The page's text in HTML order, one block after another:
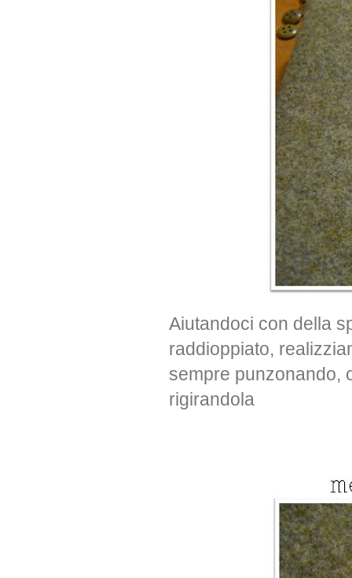
Aiutandoci con della
raddioppiato,
sempre punzonando,
rigirandola